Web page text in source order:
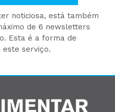
noticiosa, está também
de 6 newsletters
Esta é a forma de
este serviço.